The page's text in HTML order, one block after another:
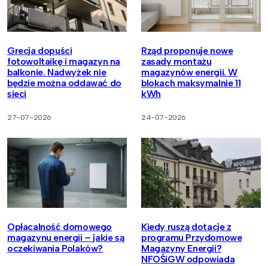
Grecja dopuści
fotowoltaikę i magazyn na
balkonie. Nadwyżek nie
będzie można oddawać do
sieci
27-07-2026
Rząd proponuje nowe
zasady montażu
magazynów energii. W
blokach maksymalnie 11
kWh
24-07-2026
Opłacalność domowego
magazynu energii – jakie są
oczekiwania Polaków?
Kiedy ruszą dotacje z
programu Przydomowe
Magazyny Energii?
NFOŚiGW odpowiada